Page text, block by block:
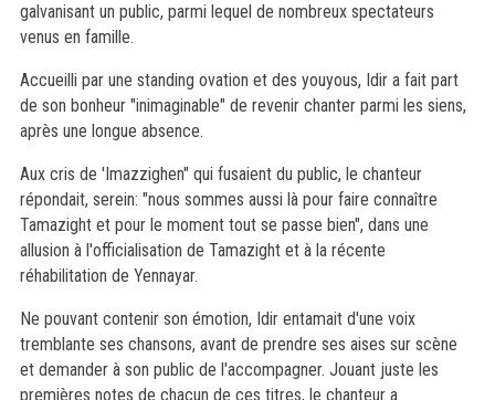
galvanisant un public, parmi lequel de nombreux spectateurs
venus en famille.
Accueilli par une standing ovation et des youyous, Idir a fait part
de son bonheur "inimaginable" de revenir chanter parmi les siens,
après une longue absence.
Aux cris de 'Imazzighen" qui fusaient du public, le chanteur
répondait, serein: "nous sommes aussi là pour faire connaître
Tamazight et pour le moment tout se passe bien", dans une
allusion à l'officialisation de Tamazight et à la récente
réhabilitation de Yennayar.
Ne pouvant contenir son émotion, Idir entamait d'une voix
tremblante ses chansons, avant de prendre ses aises sur scène
et demander à son public de l'accompagner. Jouant juste les
premières notes de chacun de ces titres, le chanteur a